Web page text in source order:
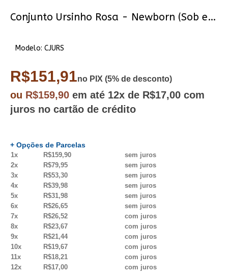
Conjunto Ursinho Rosa - Newborn (Sob encomenda)
Modelo: CJURS
R$151,91no PIX (5% de desconto)
ou R$159,90 em até 12x de R$17,00 com
juros no cartão de crédito
+ Opções de Parcelas
1x R$159,90
sem juros
2x
R$79,95
sem juros
3x
R$53,30
sem juros
4x
R$39,98
sem juros
5x
R$31,98
sem juros
6x
R$26,65
sem juros
7x
R$26,52
com juros
8x
R$23,67
com juros
9x
R$21,44
com juros
10x
R$19,67
com juros
11x
R$18,21
com juros
12x
R$17,00 com juros